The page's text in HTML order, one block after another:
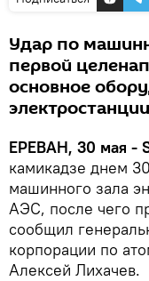
Удар по
первой
основное
ЕРЕВАН, 30 мая -
камикадзе днем
машинного зала
АЭС, после чего
сообщил
корпорации по
Алексей Лихачев.